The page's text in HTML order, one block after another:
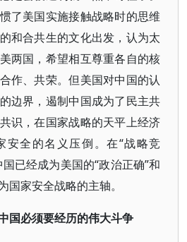
了美国实施接触战略时的思维
和合共生的文化出发，认为太
两国，希望相互尊重各自的核
作、共荣。但美国对中国的认
边界，遏制中国成为了民主共
识，在国家战略的天平上经济
安全的名义压倒。在“战略竞
已经成为美国的“政治正确”和
国家安全战略的主轴。
国必须要经历的伟大斗争